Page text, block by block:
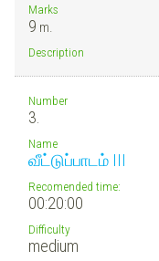
Marks
9 m.
Description
Number
3.
Name
வீட்டுப்பாடம் III
Recomended time:
00:20:00
Difficulty
medium